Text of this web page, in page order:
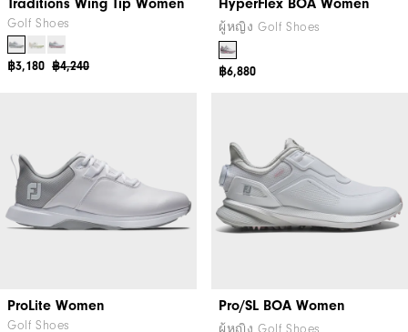
Golf Shoes
฿4,240
฿3,180
ผู้หญิง Golf Shoes
฿6,880
ProLite Women
Golf Shoes
Pro/SL BOA Women